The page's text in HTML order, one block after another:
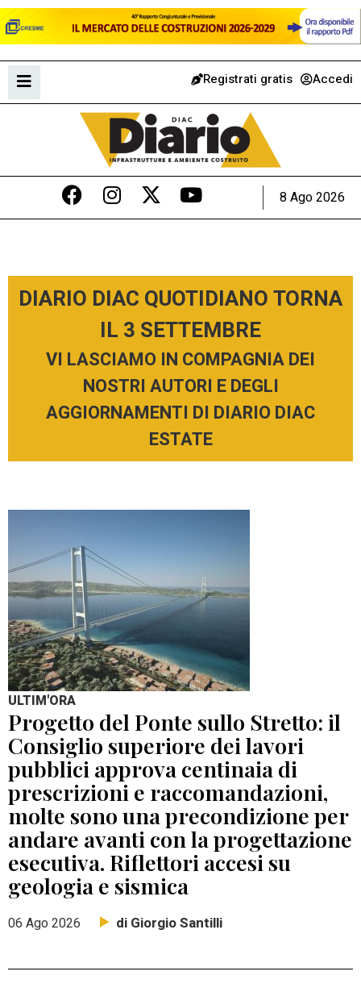
Registrati gratis Accedi
8 Ago 2026
DIARIO DIAC QUOTIDIANO TORNA
IL 3 SETTEMBRE
VI LASCIAMO IN COMPAGNIA DEI
NOSTRI AUTORI E DEGLI
AGGIORNAMENTI DI DIARIO DIAC
ESTATE
ULTIM'ORA
Progetto del Ponte sullo Stretto: il
Consiglio superiore dei lavori
pubblici approva centinaia di
prescrizioni e raccomandazioni,
molte sono una precondizione per
andare avanti con la progettazione
esecutiva. Riflettori accesi su
geologia e sismica
06 Ago 2026 di Giorgio Santilli